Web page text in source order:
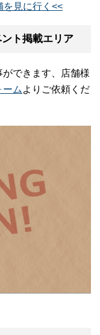
を見に行く<<
ト掲載エリア
できます、店舗様
ーム よりご依頼くだ